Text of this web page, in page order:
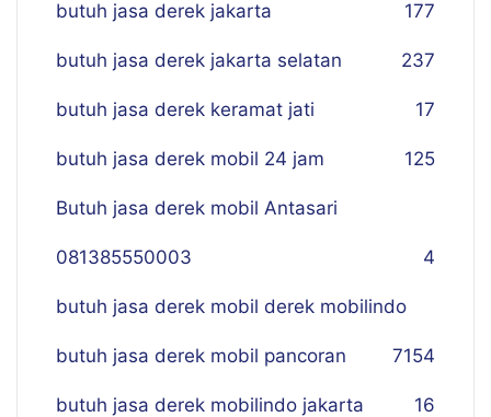
butuh jasa derek jakarta 177
butuh jasa derek jakarta selatan 237
butuh jasa derek keramat jati 17
butuh jasa derek mobil 24 jam 125
Butuh jasa derek mobil Antasari
081385550003 4
butuh jasa derek mobil derek mobilindo
154
butuh jasa derek mobil pancoran 7
butuh jasa derek mobilindo jakarta 16